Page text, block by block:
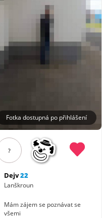
Fotka dostupná po přihlášení
?
Dejv22
Lanškroun
Mám zájem se poznávat se
všemi